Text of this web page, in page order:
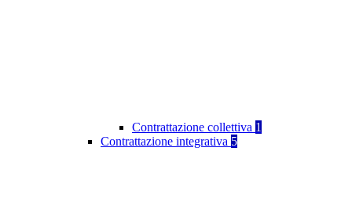
Contrattazione collettiva 1
Contrattazione integrativa 5